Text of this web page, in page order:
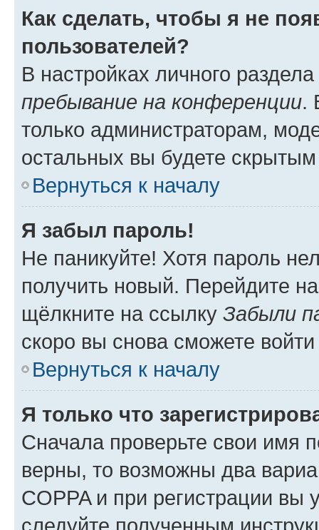
Как сделать, чтобы я не
пользователей?
В настройках личного
пребывание на конференции.
только администраторам,
остальных вы будете
Вернуться к началу
Я забыл пароль!
Не паникуйте! Хотя пароль
получить новый. Перейдите
щёлкните на ссылку Забыли
скоро вы снова сможете
Вернуться к началу
Я только что
Сначала проверьте свои имя
верны, то возможны два
COPPA и при регистрации вы
следуйте полученным